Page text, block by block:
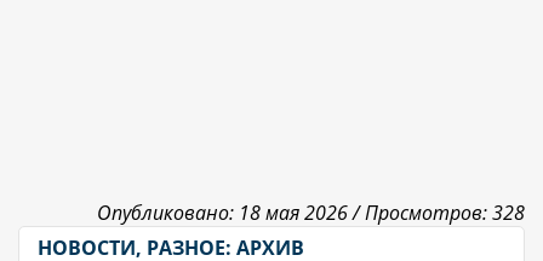
Опубликовано: 18 мая 2026 /Просмотров: 328
НОВОСТИ, РАЗНОЕ: АРХИВ